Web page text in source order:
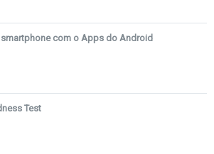
smartphone com o Apps do Android
Test